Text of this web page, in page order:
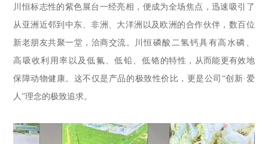
川恒标志性的紫色展台一经亮相，便成为全场焦点，迅速吸引了
从亚洲近邻到中东、非洲、大洋洲以及欧洲的合作伙伴，数百位
新老朋友共聚一堂，洽商交流。
川恒磷酸二氢钙具有高水磷、
高吸收利用率以及低氟、低铅、低铬 的特性，从而能更有效地
保障动物健康。这不仅是产品的极致性价比，更是公司“创新·爱
人”理念的极致追求。